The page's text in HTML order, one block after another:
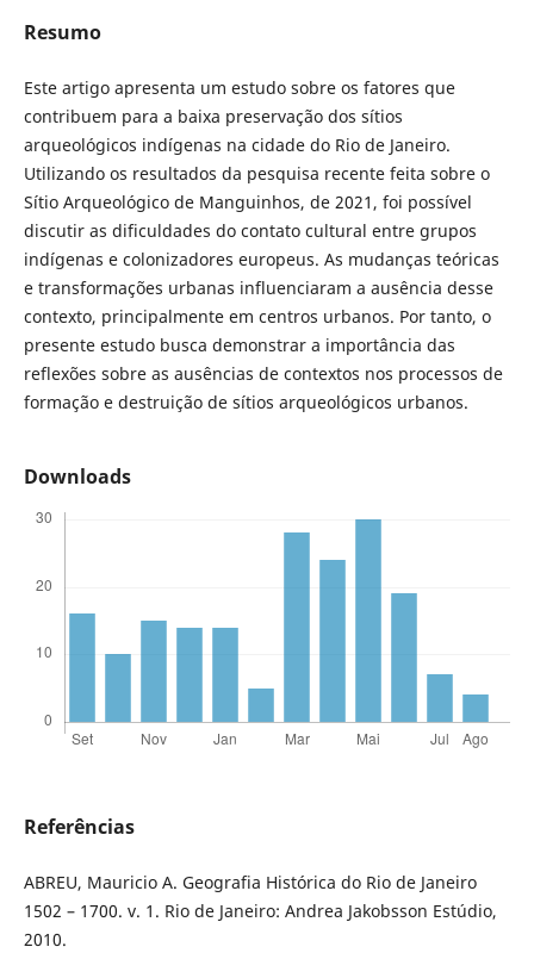
Resumo
Este artigo apresenta um estudo sobre os fatores que
contribuem para a baixa preservação dos sítios
arqueológicos indígenas na cidade do Rio de Janeiro.
Utilizando os resultados da pesquisa recente feita sobre o
Sítio Arqueológico de Manguinhos, de 2021, foi possível
discutir as dificuldades do contato cultural entre grupos
indígenas e colonizadores europeus. As mudanças teóricas
e transformações urbanas influenciaram a ausência desse
contexto, principalmente em centros urbanos. Por tanto, o
presente estudo busca demonstrar a importância das
reflexões sobre as ausências de contextos nos processos de
formação e destruição de sítios arqueológicos urbanos.
Downloads
Referências
ABREU, Mauricio A. Geografia Histórica do Rio de Janeiro
1502 – 1700. v. 1. Rio de Janeiro: Andrea Jakobsson Estúdio,
2010.